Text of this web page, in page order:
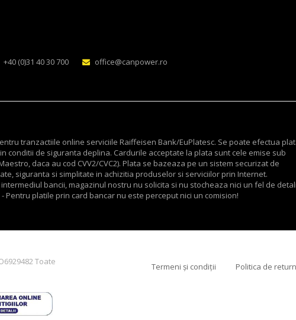
+40 (0)31 40 30 700 office@canpower.ro
tranzactiile online serviciile Raiffeisen Bank/EuPlatesc. Se poate efectua
conditii de siguranta deplina. Cardurile acceptate la plata sunt cele emise sub
daca au cod CVV2/CVC2). Plata se bazeaza pe un sistem securizat de
siguranta si simplitate in achizitia produselor si serviciilor prin Internet.
bancii, magazinul nostru nu solicita si nu stocheaza nici un fel de
platile prin card bancar nu este perceput nici un comision!
Toate
Termeni și condiții Politica de